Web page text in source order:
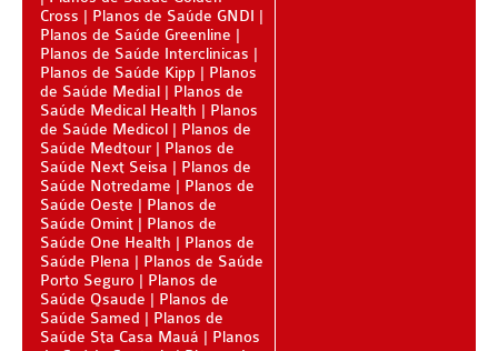
SANTARIS PLANO DE SAÚDE FAMILIAR
SÃO CRISTOVÃO PLANO DE SAÚDE FAMILIAR
SÃO MIGUEL PLANO DE SAÚDE FAMILIAR
STA CASA MAUÁ PLANO DE SAÚDE FAMILIAR
TOTAL MEDCARE PLANO DE SAÚDE FAMILIAR
TRASMONTANO PLANO DE SAÚDE FAMILIAR
ÚNICA PLANO DE SAÚDE FAMILIAR
UNIHOSP PLANO DE SAÚDE FAMILIAR
Cross
Planos de Saúde GNDI
Planos de Saúde Greenline
Planos de Saúde Interclinicas
Planos de Saúde Kipp
Planos
de Saúde Medial
Planos de
Saúde Medical Health
Planos
de Saúde Medicol
Planos de
Saúde Medtour
Planos de
Saúde Next Seisa
Planos de
Saúde Notredame
Planos de
Saúde Oeste
Planos de
Saúde Omint
Planos de
Saúde One Health
Planos de
Saúde Plena
Planos de Saúde
Porto Seguro
Planos de
Saúde Qsaude
Planos de
Saúde Samed
Planos de
Saúde Sta Casa Mauá
Planos